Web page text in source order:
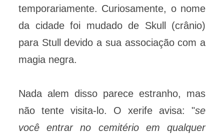
temporariamente. Curiosamente, o nome
da cidade foi mudado de Skull (crânio)
para Stull devido a sua associação com a
magia negra.
Nada alem disso parece estranho, mas
não tente visita-lo. O xerife avisa: "se
você entrar no cemitério em qualquer